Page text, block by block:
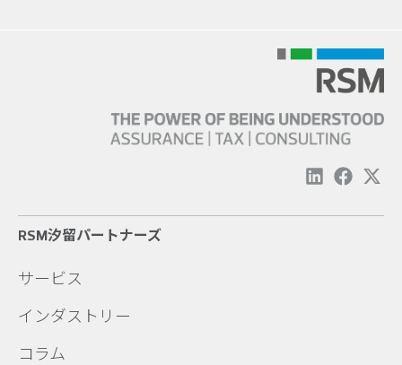
RSM汐留パートナーズ
サービス
インダストリー
コラム